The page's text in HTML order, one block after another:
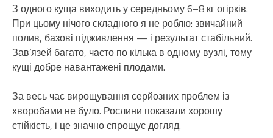
З одного куща виходить у середньому 6–8 кг огірків.
При цьому нічого складного я не роблю: звичайний
полив, базові підживлення — і результат стабільний.
Зав’язей багато, часто по кілька в одному вузлі, тому
кущі добре навантажені плодами.
За весь час вирощування серйозних проблем із
хворобами не було. Рослини показали хорошу
стійкість, і це значно спрощує догляд.